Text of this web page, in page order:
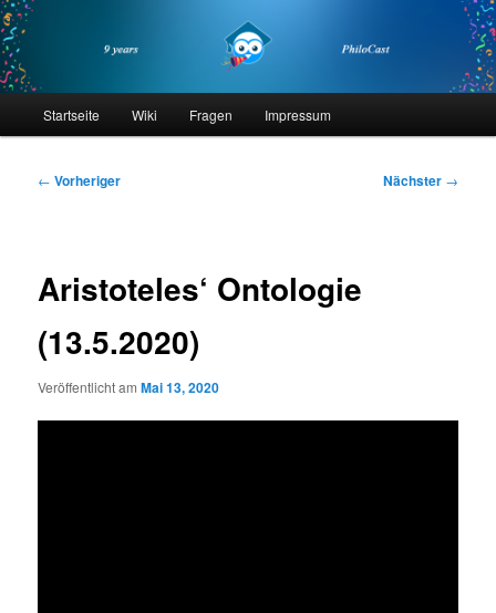
Zum
primären
Inhalt
springenphilocast
Startseite Wiki Fragen Impressum
Beitragsnavigation
← Vorheriger Nächster →
Aristoteles‘ Ontologie
(13.5.2020)
Veröffentlicht amMai 13, 2020